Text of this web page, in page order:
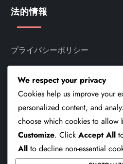
法的情報
プライバシーポリシー
私たちについて
お問い合わせ
クッキーとトラッキング
We respect your privacy
Cookies help us improve your
personalized content, and
choose which cookies to allow
Customize. Click Accept All
All to decline non-essential